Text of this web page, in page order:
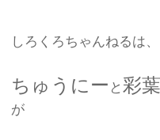
しろくろちゃんねるは、
ちゅうにー と彩
が